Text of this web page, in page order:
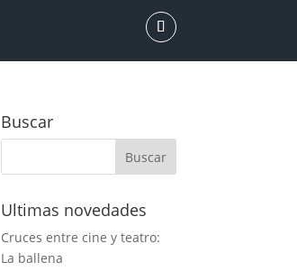
Buscar
Ultimas novedades
Cruces entre cine y teatro:
La ballena